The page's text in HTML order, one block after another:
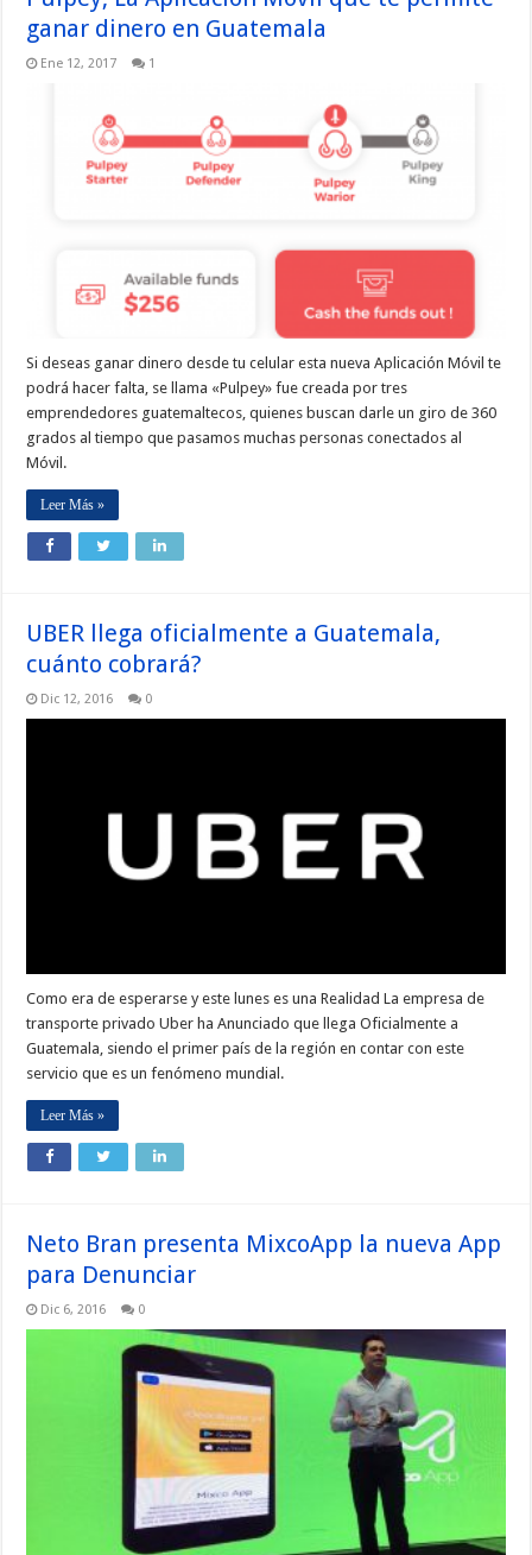
ganar dinero en Guatemala
Ene 12, 2017 1
Si deseas ganar dinero desde tu celular esta nueva Aplicación Móvil te
podrá hacer falta, se llama «Pulpey» fue creada por tres
emprendedores guatemaltecos, quienes buscan darle un giro de 360
grados al tiempo que pasamos muchas personas conectados al
Móvil.
Leer Más »
UBER llega oficialmente a Guatemala,
cuánto cobrará?
Dic 12, 2016 0
Como era de esperarse y este lunes es una Realidad La empresa de
transporte privado Uber ha Anunciado que llega Oficialmente a
Guatemala, siendo el primer país de la región en contar con este
servicio que es un fenómeno mundial.
Leer Más »
Neto Bran presenta MixcoApp la nueva App
para Denunciar
Dic 6, 2016 0